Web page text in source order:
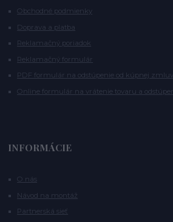
Obchodné podmienky
Doprava a platba
Reklamačný poriadok
Reklamačný formulár
PDF formulár na odstúpenie od kúpnej
Online formulár na vrátenie tovaru a
INFORMÁCIE
O nás
Návod na montáž
Partnerská sieť